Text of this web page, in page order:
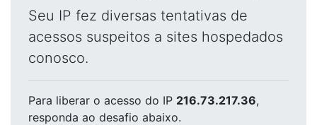
Seu IP fez diversas tentativas de
acessos suspeitos a sites hospedados
conosco.
Para liberar o acesso do IP 216.73.217.36,
responda ao desafio abaixo.